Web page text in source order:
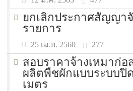
ยกเลิกประกาศสัญญาจั
รายการ
25 เม.ย. 2560 277
สอบราคาจ้างเหมาก่อ
ผลิตพืชผักแบบระบบปิ
เมตร